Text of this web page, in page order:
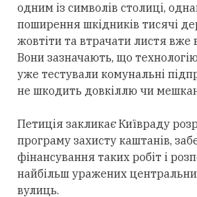
одним із символів столиці,
поширення шкідників тисячі
жовтіти та втрачати листя вже
Вони зазначають, що
уже тестували комунальні
не шкодить довкіллю чи
Петиція закликає Київраду
програму захисту каштанів,
фінансування таких робіт і
найбільш уражених
вулиць.